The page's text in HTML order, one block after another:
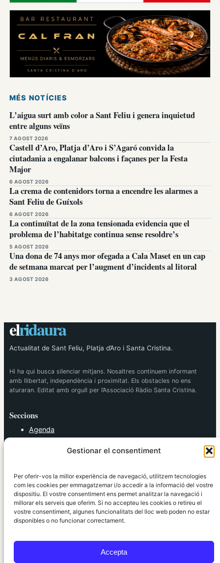
Gestionar el consentiment
Per oferir-vos la millor experiència de navegació, utilitzem tecnologies
com les cookies per emmagatzemar i/o accedir a la informació del vostre
dispositiu. El vostre consentiment ens permet analitzar la navegació i
millorar els serveis que oferim. Si no accepteu les cookies o retireu el
vostre consentiment, algunes funcionalitats del lloc web poden no estar
disponibles o no funcionar correctament.
Accepta
MÉS NOTÍCIES
L’aigua surt amb color a Sant Feliu i genera inquietud
entre alguns veïns
7 AGOST 2026
Castell d’Aro, Platja d’Aro i S’Agaró convida la
ciutadania a engalanar balcons i façanes per la Festa
Major
6 AGOST 2026
La crema de contenidors torna a encendre les alarmes a
Sant Feliu de Guíxols
6 AGOST 2026
La continuïtat de la zona tensionada evidencia que el
problema de l’habitatge continua sense resoldre’s
5 AGOST 2026
Una dona de 74 anys mor ofegada a Cala Maset en un cap
de setmana marcat per l’augment d’incidents al litoral
3 AGOST 2026
elridaura
Actualitat de Sant Feliu, Platja d’Aro i Santa Cristina.
Hi ha qui busca silenciar mitjans. Nosaltres continuem informant
amb llibertat, independència i proximitat. Els obstacles no ens
aturaran. Editat amb orgull per l’Associació Ràdio Santa Cristina.
Seccions
Agenda
Cultura
Política
Societat
Tendències
elRidaura.com